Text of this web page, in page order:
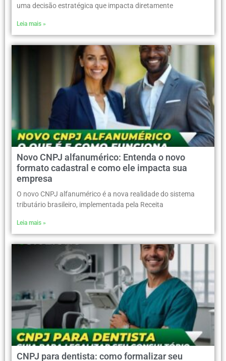
uma decisão estratégica que impacta diretamente
Leia mais »
Novo CNPJ alfanumérico: Entenda o novo
formato cadastral e como ele impacta sua
empresa
O novo CNPJ alfanumérico é a nova realidade do sistema
tributário brasileiro, implementada pela Receita
Leia mais »
CNPJ para dentista: como formalizar seu